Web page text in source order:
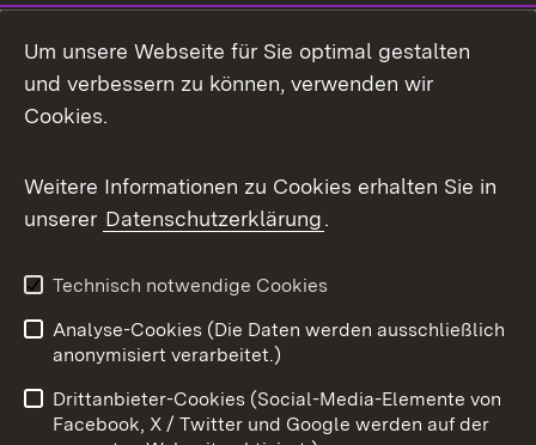
Um unsere Webseite für Sie optimal gestalten
und verbessern zu können, verwenden wir
Cookies.
Weitere Informationen zu Cookies erhalten Sie in
unserer Datenschutzerklärung.
Technisch notwendige Cookies
Analyse-Cookies (Die Daten werden ausschließlich
anonymisiert verarbeitet.)
Drittanbieter-Cookies (Social-Media-Elemente von
Facebook, X / Twitter und Google werden auf der